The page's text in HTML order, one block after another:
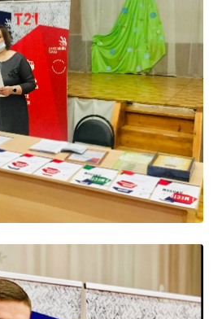
клуб
и мастерам ПО
и высшего образования